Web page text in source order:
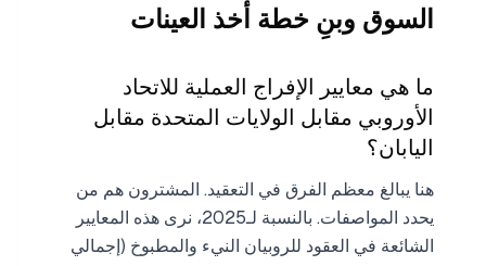
السوق وبنِ خطة أخذ العينات
ما هي معايير الإفراج العملية للاتحاد
الأوروبي مقابل الولايات المتحدة مقابل
اليابان؟
هنا يبالغ معظم الفرق في التعقيد. المشترون هم من
يحدد المواصفات. بالنسبة لـ2025، نرى هذه المعايير
الشائعة في العقود للروبيان النيء والمطبوخ (إجمالي